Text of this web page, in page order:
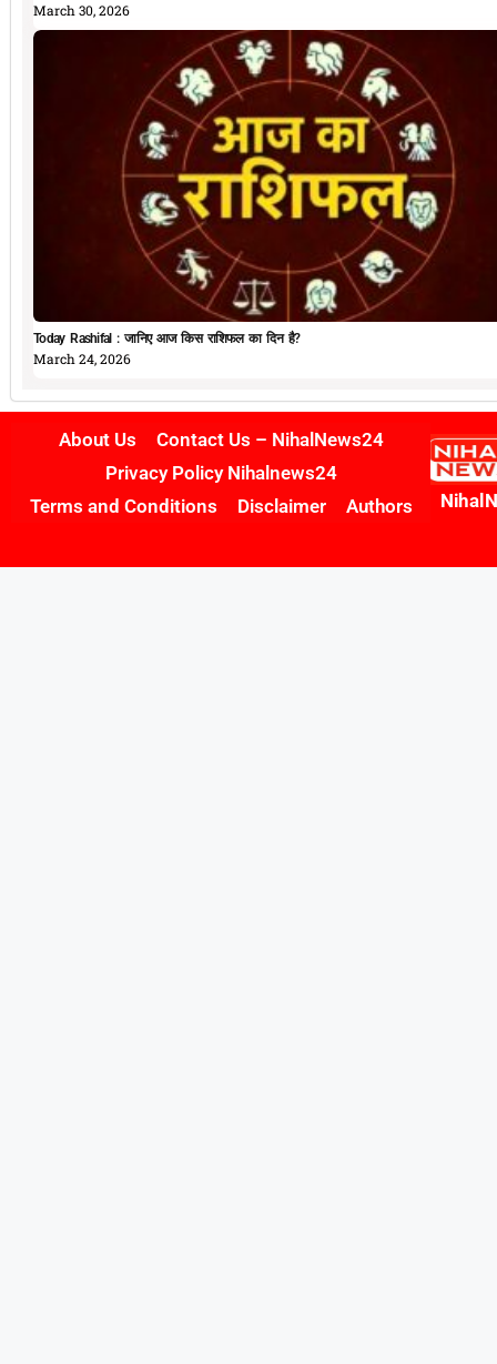
March 30, 2026
Today Rashifal : जानिए आज किस राशिफल का दिन है?
March 24, 2026
About Us
Contact Us – NihalNews24
Privacy Policy Nihalnews24
Terms and Conditions
Disclaimer Authors